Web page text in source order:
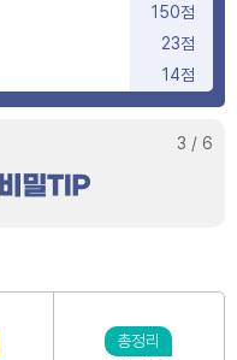
150점
23점
14점
9점
6점
3 / 6
총정리